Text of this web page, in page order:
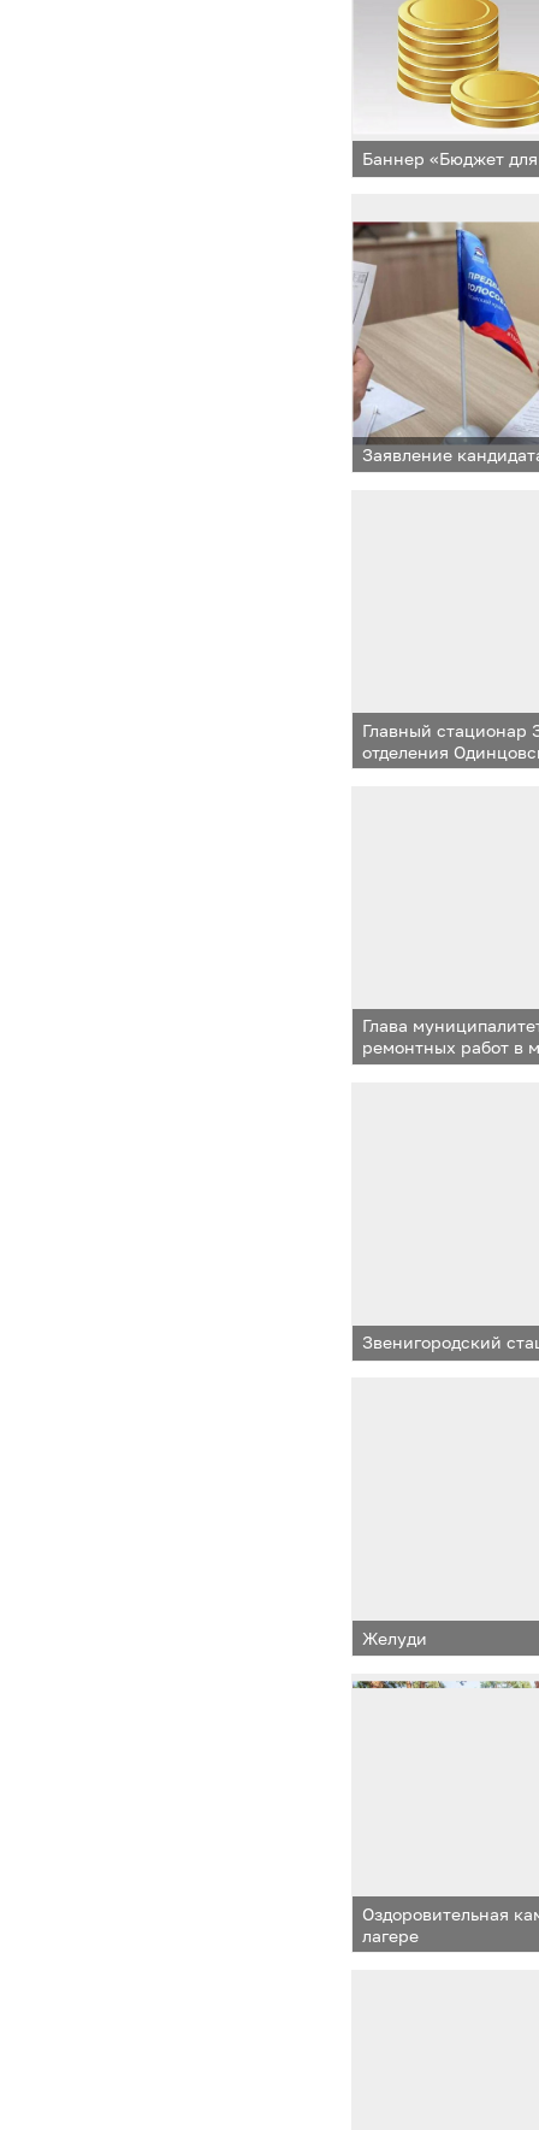
Баннер «Бюджет
Заявление
Главный стационар
отделения
больницы на улице
Глава
ремонтных работ в
учреждении
Звенигородский
Желуди
Оздоровительная
лагере